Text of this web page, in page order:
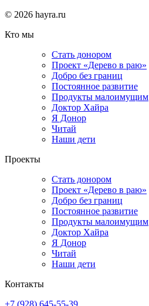
© 2026 hayra.ru
Кто мы
Стать донором
Проект «Дерево в раю»
Добро без границ
Постоянное развитие
Продукты малоимущим
Доктор Хайра
Я Донор
Читай
Наши дети
Проекты
Стать донором
Проект «Дерево в раю»
Добро без границ
Постоянное развитие
Продукты малоимущим
Доктор Хайра
Я Донор
Читай
Наши дети
Контакты
+7 (928) 645-55-39